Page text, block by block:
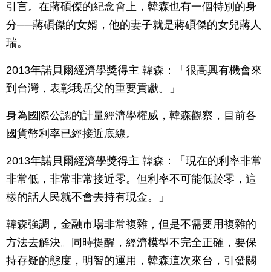
引言。在蔣碩傑的紀念會上，韓森也有一個特別的身
分──蔣碩傑的女婿，他的妻子就是蔣碩傑的女兒蔣人
瑞。
2013年諾貝爾經濟學獎得主 韓森：「很高興有機會來
到台灣，表彰我岳父的重要貢獻。」
身為國際公認的計量經濟學權威，韓森觀察，目前各
國貨幣利率已經接近底線。
2013年諾貝爾經濟學獎得主 韓森：「現在的利率非常
非常低，非常非常接近零。但利率不可能低於零，這
樣的話人民就不會去持有現金。」
韓森強調，金融市場非常複雜，但是不需要用複雜的
方法去解決。同時提醒，經濟模型不完全正確，要保
持存疑的態度，明智的運用，韓森這次來台，引發關